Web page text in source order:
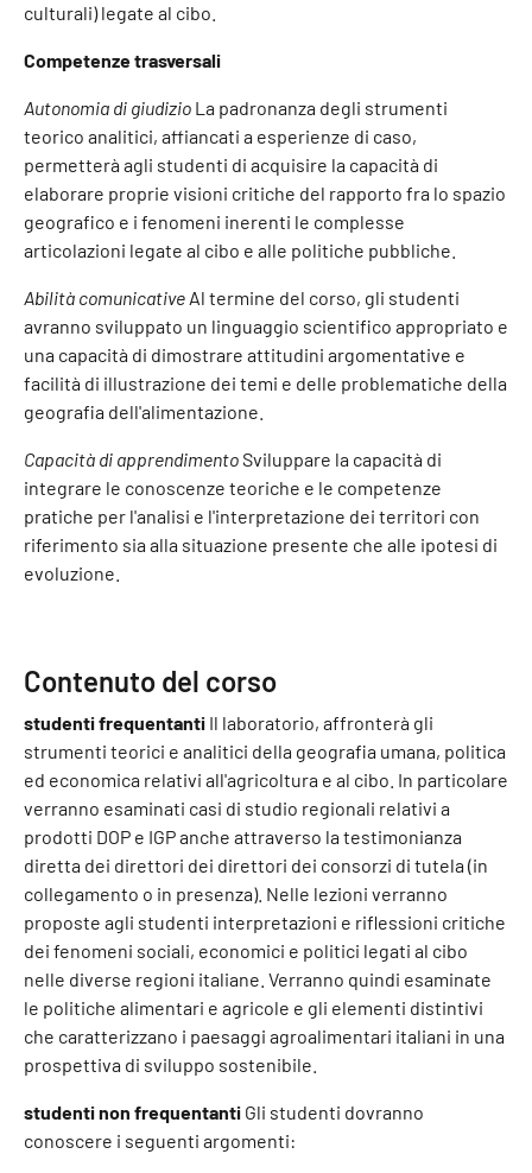
culturali) legate al cibo.
Competenze trasversali
Autonomia di giudizio La padronanza degli strumenti
teorico analitici, affiancati a esperienze di caso,
permetterà agli studenti di acquisire la capacità di
elaborare proprie visioni critiche del rapporto fra lo spazio
geografico e i fenomeni inerenti le complesse
articolazioni legate al cibo e alle politiche pubbliche.
Abilità comunicative Al termine del corso, gli studenti
avranno sviluppato un linguaggio scientifico appropriato e
una capacità di dimostrare attitudini argomentative e
facilità di illustrazione dei temi e delle problematiche della
geografia dell'alimentazione.
Capacità di apprendimentoSviluppare la capacità di
integrare le conoscenze teoriche e le competenze
pratiche per l'analisi e l'interpretazione dei territori con
riferimento sia alla situazione presente che alle ipotesi di
evoluzione.
Contenuto del corso
studenti frequentanti Il laboratorio, affronterà gli
strumenti teorici e analitici della geografia umana, politica
ed economica relativi all'agricoltura e al cibo. In particolare
verranno esaminati casi di studio regionali relativi a
prodotti DOP e IGP anche attraverso la testimonianza
diretta dei direttori dei direttori dei consorzi di tutela (in
collegamento o in presenza). Nelle lezioni verranno
proposte agli studenti interpretazioni e riflessioni critiche
dei fenomeni sociali, economici e politici legati al cibo
nelle diverse regioni italiane. Verranno quindi esaminate
le politiche alimentari e agricole e gli elementi distintivi
che caratterizzano i paesaggi agroalimentari italiani in una
prospettiva di sviluppo sostenibile.
studenti non frequentanti Gli studenti dovranno
conoscere i seguenti argomenti: